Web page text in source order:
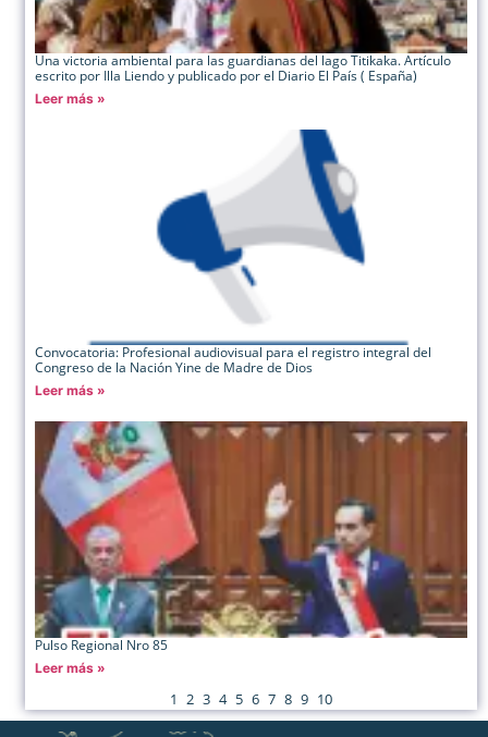
Una victoria ambiental para las guardianas del lago Titikaka. Artículo
escrito por Illa Liendo y publicado por el Diario El País ( España)
Leer más »
Convocatoria: Profesional audiovisual para el registro integral del
Congreso de la Nación Yine de Madre de Dios
Leer más »
Pulso Regional Nro 85
Leer más »
1 2 3 4 5 6 7 8 9 10